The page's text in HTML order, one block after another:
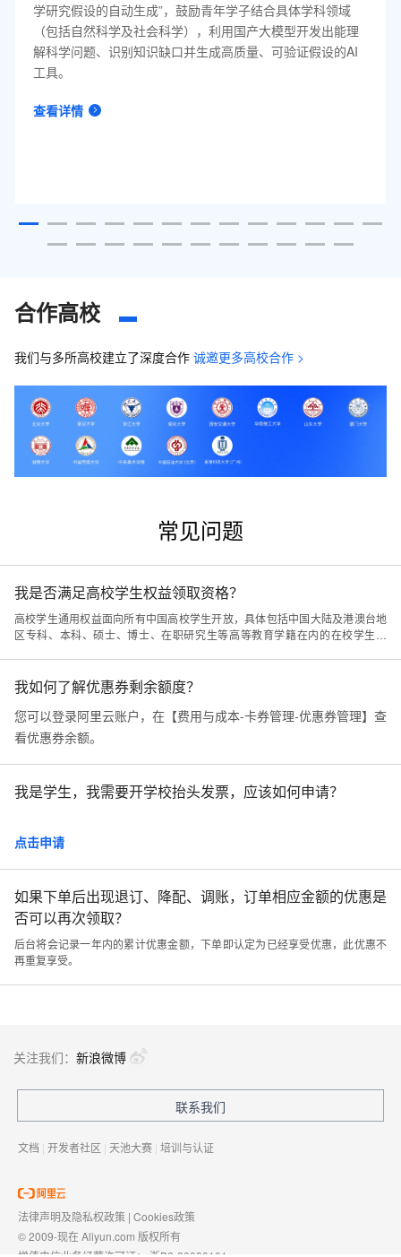
学研究假设的自动生成”，鼓励青年学子结合具体学科领域
（包括自然科学及社会科学），利用国产大模型开发出能理
解科学问题、识别知识缺口并生成高质量、可验证假设的AI
工具。
查看详情
合作高校
我们与多所高校建立了深度合作 诚邀更多高校合作 >
常见问题
我是否满足高校学生权益领取资格？
高校学生通用权益面向所有中国高校学生开放，具体包括中国大陆及港澳台地
区专科、本科、硕士、博士、在职研究生等高等教育学籍在内的在校学生人
我如何了解优惠券剩余额度？
您可以登录阿里云账户，在【费用与成本-卡券管理-优惠券管理】查
看优惠券余额。
我是学生，我需要开学校抬头发票，应该如何申请？
点击申请
如果下单后出现退订、降配、调账，订单相应金额的优惠是
否可以再次领取？
后台将会记录一年内的累计优惠金额，下单即认定为已经享受优惠，此优惠不
再重复享受。
关注我们： 新浪微博
联系我们
文档 | 开发者社区 | 天池大赛 | 培训与认证
法律声明及隐私权政策 | Cookies政策
© 2009-现在 Aliyun.com 版权所有